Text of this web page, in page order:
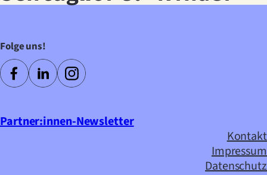
Folge uns!
Partner:innen-Newsletter
Kontakt
Impressum
Datenschutz